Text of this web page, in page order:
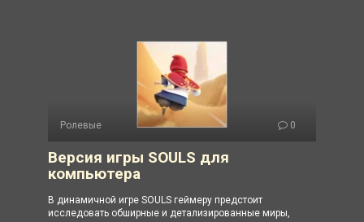
Ролевые 0
Версия игры SOULS для
компьютера
В динамичной игре SOULS геймеру предстоит
исследовать обширные и детализированные миры,